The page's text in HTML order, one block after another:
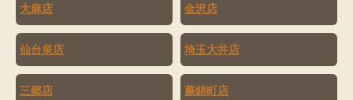
大麻店 金沢店
仙台泉店 埼玉大井店
三郷店 蕨錦町店